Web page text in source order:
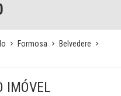
Formosa
Belvedere
IMÓVEL